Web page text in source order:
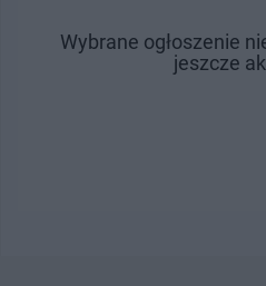
Wybrane ogłoszenie
jeszcze